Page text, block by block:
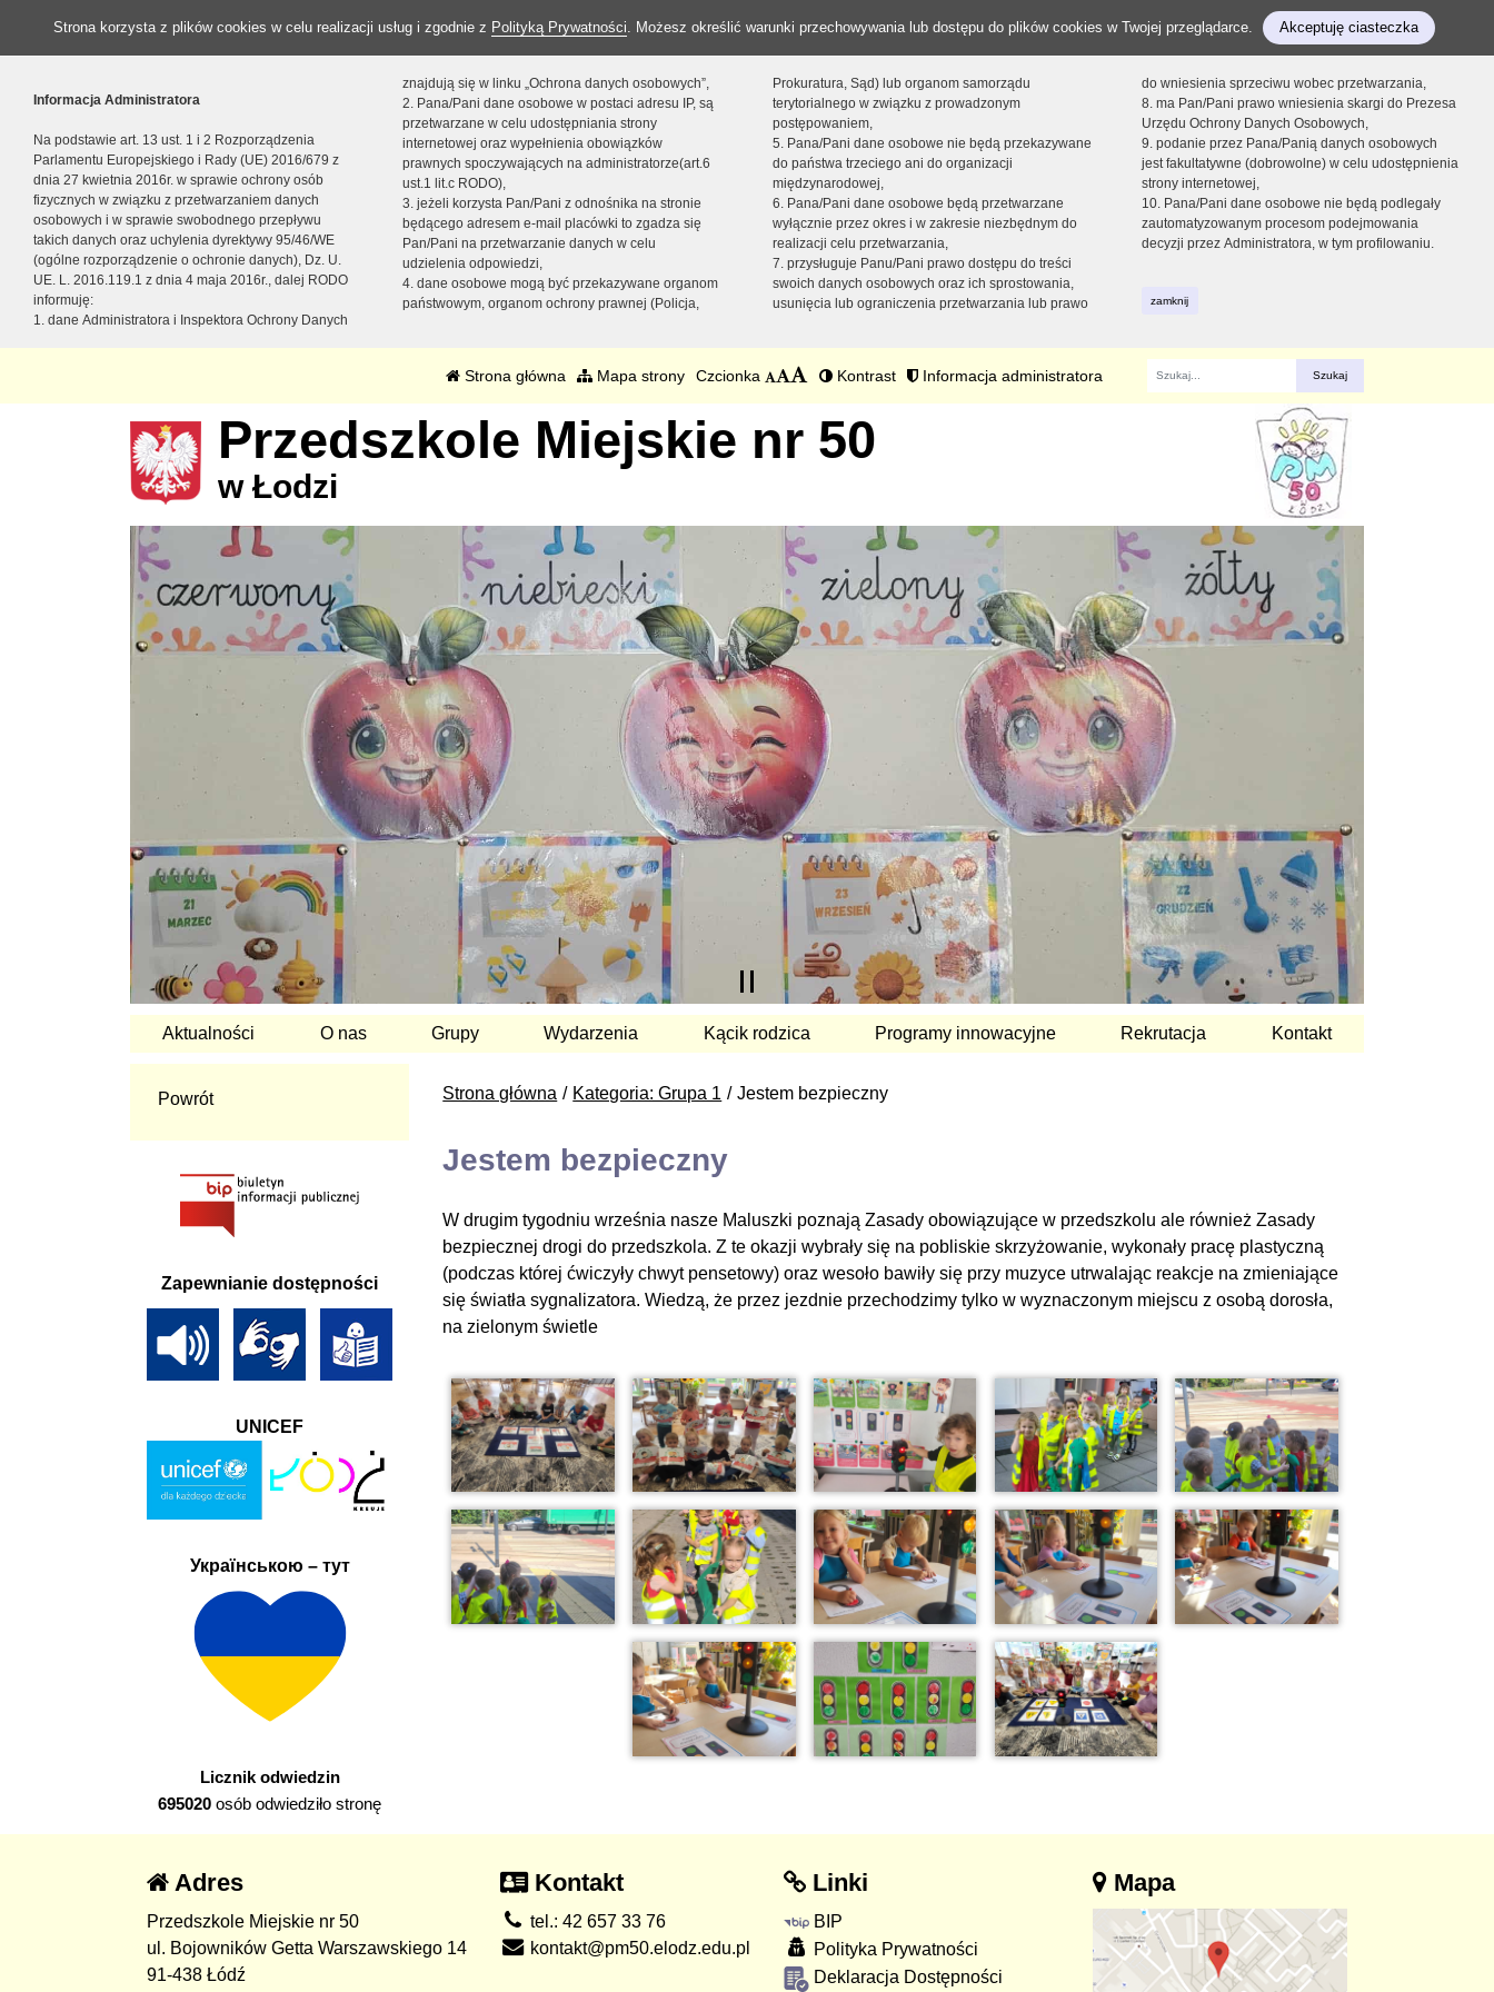
Strona korzysta z plików cookies w celu realizacji usług i zgodnie z Polityką Prywatności. Możesz określić warunki przechowywania lub dostępu do plików cookies w Twojej przeglądarce. Akceptuję ciasteczka
Informacja Administratora
Na podstawie art. 13 ust. 1 i 2 Rozporządzenia
Parlamentu Europejskiego i Rady (UE) 2016/679 z
dnia 27 kwietnia 2016r. w sprawie ochrony osób
fizycznych w związku z przetwarzaniem danych
osobowych i w sprawie swobodnego przepływu
takich danych oraz uchylenia dyrektywy 95/46/WE
(ogólne rozporządzenie o ochronie danych), Dz. U.
UE. L. 2016.119.1 z dnia 4 maja 2016r., dalej RODO
informuję:
1. dane Administratora i Inspektora Ochrony Danych
znajdują się w linku „Ochrona danych osobowych”,
2. Pana/Pani dane osobowe w postaci adresu IP, są
przetwarzane w celu udostępniania strony
internetowej oraz wypełnienia obowiązków
prawnych spoczywających na administratorze(art.6
ust.1 lit.c RODO),
3. jeżeli korzysta Pan/Pani z odnośnika na stronie
będącego adresem e-mail placówki to zgadza się
Pan/Pani na przetwarzanie danych w celu
udzielenia odpowiedzi,
4. dane osobowe mogą być przekazywane organom
państwowym, organom ochrony prawnej (Policja,
Prokuratura, Sąd) lub organom samorządu
terytorialnego w związku z prowadzonym
postępowaniem,
5. Pana/Pani dane osobowe nie będą przekazywane
do państwa trzeciego ani do organizacji
międzynarodowej,
6. Pana/Pani dane osobowe będą przetwarzane
wyłącznie przez okres i w zakresie niezbędnym do
realizacji celu przetwarzania,
7. przysługuje Panu/Pani prawo dostępu do treści
swoich danych osobowych oraz ich sprostowania,
usunięcia lub ograniczenia przetwarzania lub prawo
do wniesienia sprzeciwu wobec przetwarzania,
8. ma Pan/Pani prawo wniesienia skargi do Prezesa
Urzędu Ochrony Danych Osobowych,
9. podanie przez Pana/Panią danych osobowych
jest fakultatywne (dobrowolne) w celu udostępnienia
strony internetowej,
10. Pana/Pani dane osobowe nie będą podlegały
zautomatyzowanym procesom podejmowania
decyzji przez Administratora, w tym profilowaniu.
zamknij
Strona główna Mapa strony Czcionka Kontrast Informacja administratora
Fraza
Przedszkole Miejskie nr 50
w Łodzi
Aktualności O nas Grupy Wydarzenia Kącik rodzica Programy innowacyjne Rekrutacja Kontakt
Strona główna Kategoria: Grupa 1 Jestem bezpieczny
Jestem bezpieczny
W drugim tygodniu września nasze Maluszki poznają Zasady obowiązujące w przedszkolu ale również Zasady
bezpiecznej drogi do przedszkola. Z te okazji wybrały się na pobliskie skrzyżowanie, wykonały pracę plastyczną
(podczas której ćwiczyły chwyt pensetowy) oraz wesoło bawiły się przy muzyce utrwalając reakcje na zmieniające
się światła sygnalizatora. Wiedzą, że przez jezdnie przechodzimy tylko w wyznaczonym miejscu z osobą dorosła,
na zielonym świetle
Powrót
Zapewnianie dostępności
UNICEF
Українською – тут
Licznik odwiedzin
695020 osób odwiedziło stronę
Adres
Przedszkole Miejskie nr 50
ul. Bojowników Getta Warszawskiego 14
91-438 Łódź
Kontakt
tel.: 42 657 33 76
kontakt@pm50.elodz.edu.pl
Linki
BIP
Polityka Prywatności
Deklaracja Dostępności
Mapa